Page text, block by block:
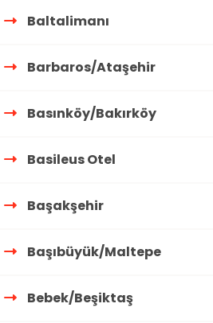
Baltalimanı
Barbaros/Ataşehir
Basınköy/Bakırköy
Basileus Otel
Başakşehir
Başıbüyük/Maltepe
Bebek/Beşiktaş